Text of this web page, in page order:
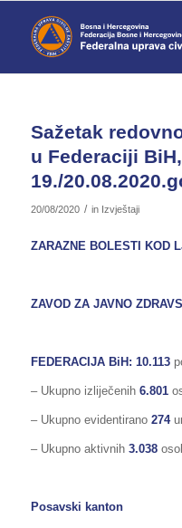
Sažetak
u Federaciji
19./
20/08/2020 / in Izvještaji
ZARAZNE BOLESTI KOD
ZAVOD ZA JAVNO
FEDERACIJA BiH : 10.113
– Ukupno izliječenih 6.801
– Ukupno evidentirano 274
– Ukupno aktivnih 3.038
Posavski kanton